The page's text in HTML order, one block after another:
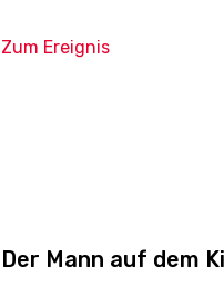
Zum Ereignis
Der Mann auf dem